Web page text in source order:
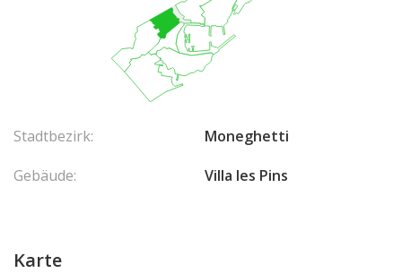
Stadtbezirk:
Moneghetti
Gebäude:
Villa les Pins
Karte